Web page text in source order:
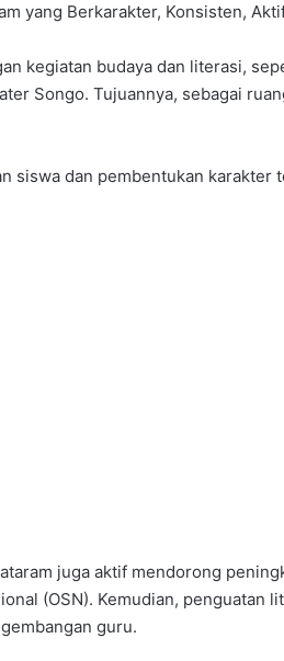
yang Berkarakter, Konsisten,
kegiatan budaya dan literasi,
Songo. Tujuannya, sebagai
siswa dan pembentukan karakter
juga aktif mendorong
(OSN). Kemudian, penguatan
guru.